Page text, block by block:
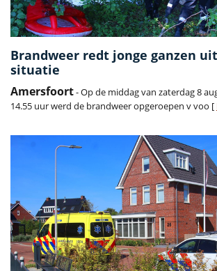
Brandweer redt jonge ganzen
situatie
Amersfoort- Op de middag van zaterdag 8
14.55 uur werd de brandweer opgeroepen v voo [